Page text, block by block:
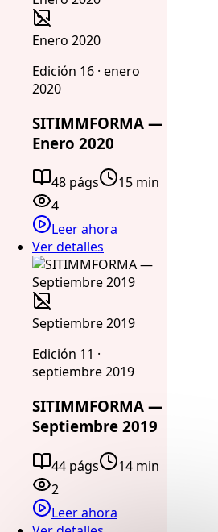
Enero 2020
Edición 16 · enero
2020
SITIMMFORMA —
Enero 2020
48 págs
15 min
4
Leer ahora
Ver detalles
Septiembre 2019
Edición 11 ·
septiembre 2019
SITIMMFORMA —
Septiembre 2019
44 págs
14 min
2
Leer ahora